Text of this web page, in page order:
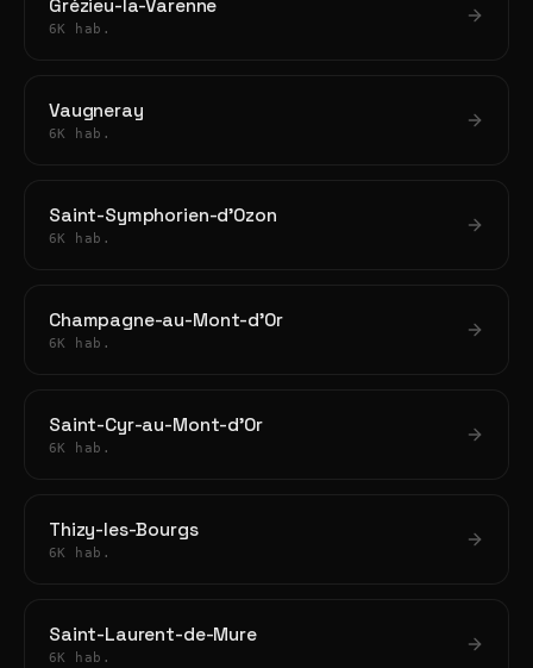
Grézieu-la-Varenne
6K hab.
Vaugneray
6K hab.
Saint-Symphorien-d'Ozon
6K hab.
Champagne-au-Mont-d'Or
6K hab.
Saint-Cyr-au-Mont-d'Or
6K hab.
Thizy-les-Bourgs
6K hab.
Saint-Laurent-de-Mure
6K hab.